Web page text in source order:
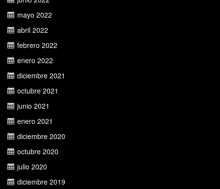
mayo 2022
abril 2022
febrero 2022
enero 2022
diciembre 2021
octubre 2021
junio 2021
enero 2021
diciembre 2020
octubre 2020
julio 2020
diciembre 2019